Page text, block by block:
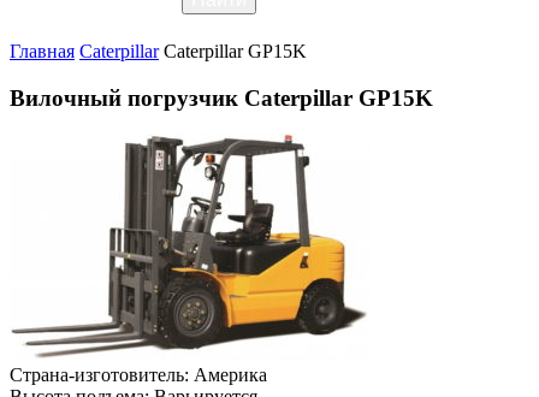
Главная Caterpillar Caterpillar GP15K
Вилочный погрузчик Caterpillar GP15K
Страна-изготовитель: Америка